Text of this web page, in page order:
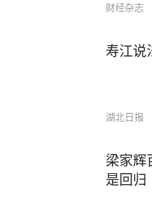
义务。
https://
财经杂志
寿江说
湖北日报
梁家辉
是回归